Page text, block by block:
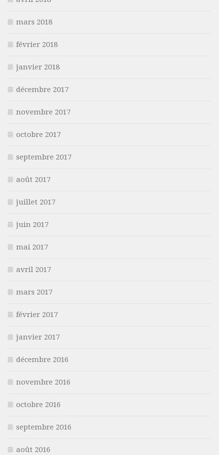
mars 2018
février 2018
janvier 2018
décembre 2017
novembre 2017
octobre 2017
septembre 2017
août 2017
juillet 2017
juin 2017
mai 2017
avril 2017
mars 2017
février 2017
janvier 2017
décembre 2016
novembre 2016
octobre 2016
septembre 2016
août 2016